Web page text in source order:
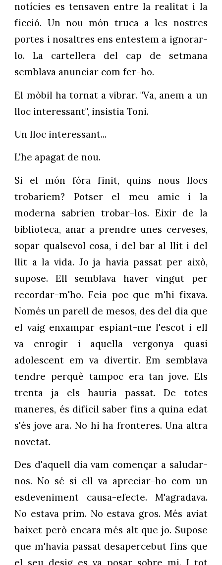
notícies es tensaven entre la realitat i la
ficció. Un nou món truca a les nostres
portes i nosaltres ens entestem a ignorar-
lo. La cartellera del cap de setmana
semblava anunciar com fer-ho.
El mòbil ha tornat a vibrar. "Va, anem a un
lloc interessant", insistia Toni.
Un lloc interessant...
L'he apagat de nou.
Si el món fóra finit, quins nous llocs
trobaríem? Potser el meu amic i la
moderna sabrien trobar-los. Eixir de la
biblioteca, anar a prendre unes cerveses,
sopar qualsevol cosa, i del bar al llit i del
llit a la vida. Jo ja havia passat per això,
supose. Ell semblava haver vingut per
recordar-m'ho. Feia poc que m'hi fixava.
Només un parell de mesos, des del dia que
el vaig enxampar espiant-me l'escot i ell
va enrogir i aquella vergonya quasi
adolescent em va divertir. Em semblava
tendre perquè tampoc era tan jove. Els
trenta ja els hauria passat. De totes
maneres, és difícil saber fins a quina edat
s'és jove ara. No hi ha fronteres. Una altra
novetat.
Des d'aquell dia vam començar a saludar-
nos. No sé si ell va apreciar-ho com un
esdeveniment causa-efecte. M'agradava.
No estava prim. No estava gros. Més aviat
baixet però encara més alt que jo. Supose
que m'havia passat desapercebut fins que
el seu desig es va posar sobre mi. I tot